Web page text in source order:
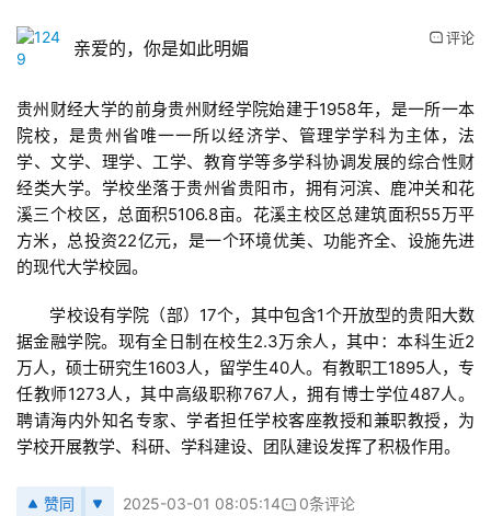
亲爱的，你是如此明媚 评论
贵州财经大学的前身贵州财经学院始建于1958年，是一所一本
院校，是贵州省唯一一所以经济学、管理学学科为主体，法
学、文学、理学、工学、教育学等多学科协调发展的综合性财
经类大学。学校坐落于贵州省贵阳市，拥有河滨、鹿冲关和花
溪三个校区，总面积5106.8亩。花溪主校区总建筑面积55万平
方米，总投资22亿元，是一个环境优美、功能齐全、设施先进
的现代大学校园。
学校设有学院（部）17个，其中包含1个开放型的贵阳大数
据金融学院。现有全日制在校生2.3万余人，其中：本科生近2
万人，硕士研究生1603人，留学生40人。有教职工1895人，专
任教师1273人，其中高级职称767人，拥有博士学位487人。
聘请海内外知名专家、学者担任学校客座教授和兼职教授，为
学校开展教学、科研、学科建设、团队建设发挥了积极作用。
赞同 2025-03-01 08:05:14 0条评论